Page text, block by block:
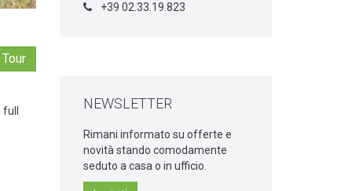
+39 02.33.19.823
NEWSLETTER
Rimani informato su offerte e
novità stando comodamente
seduto a casa o in ufficio.